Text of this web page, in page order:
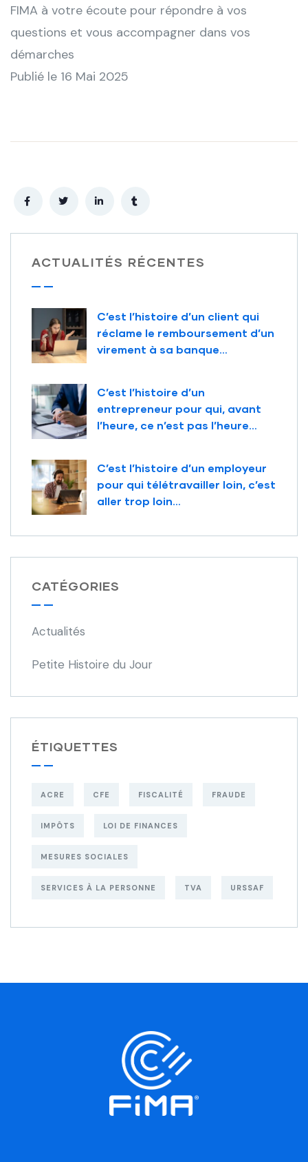
FIMA à votre écoute pour répondre à vos
questions et vous accompagner dans vos
démarches
Publié le 16 Mai 2025
ACTUALITÉS RÉCENTES
C’est l’histoire d’un client qui
réclame le remboursement d’un
virement à sa banque…
C’est l’histoire d’un
entrepreneur pour qui, avant
l’heure, ce n’est pas l’heure…
C’est l’histoire d’un employeur
pour qui télétravailler loin, c’est
aller trop loin…
CATÉGORIES
Actualités
Petite Histoire du Jour
ÉTIQUETTES
ACRE CFE FISCALITÉ FRAUDE
IMPÔTS LOI DE FINANCES
MESURES SOCIALES
SERVICES À LA PERSONNE TVA URSSAF